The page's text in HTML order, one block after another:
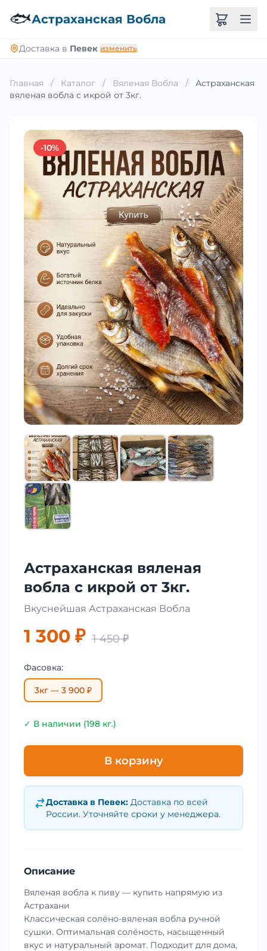
🐟Астраханская Вобла
Доставка в Певек изменить
Главная / Каталог / Вяленая Вобла /
Астраханская
вяленая вобла с икрой от 3кг.
-10%
Астраханская вяленая
вобла с икрой от 3кг.
Вкуснейшая Астраханская Вобла
1 300 ₽ 1 450 ₽
Фасовка:
3кг — 3 900 ₽
✓ В наличии (198 кг.)
В корзину
Доставка в Певек: Доставка по всей
России. Уточняйте сроки у менеджера.
Описание
Вяленая вобла к пиву — купить напрямую из
Астрахани
Классическая солёно-вяленая вобла ручной
сушки. Оптимальная солёность, насыщенный
вкус и натуральный аромат. Подходит для дома,